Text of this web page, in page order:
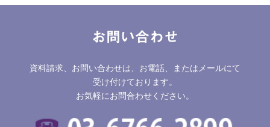
お問い合わせ
資料請求、お問い合わせは、お電話、またはメールにて
受け付けております。
お気軽にお問合わせください。